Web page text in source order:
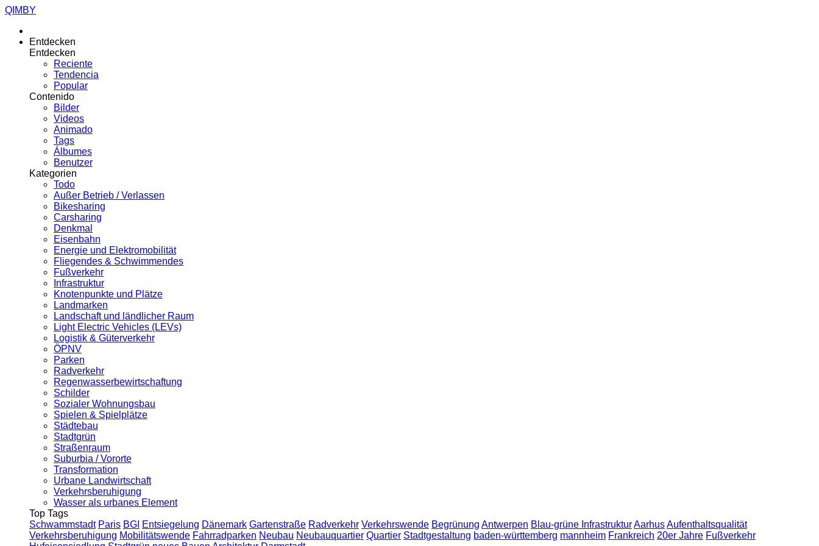
QIMBY
Entdecken
Entdecken
Reciente
Tendencia
Popular
Contenido
Bilder
Videos
Animado
Tags
Álbumes
Benutzer
Kategorien
Todo
Außer Betrieb / Verlassen
Bikesharing
Carsharing
Denkmal
Eisenbahn
Energie und Elektromobilität
Fliegendes & Schwimmendes
Fußverkehr
Infrastruktur
Knotenpunkte und Plätze
Landmarken
Landschaft und ländlicher Raum
Light Electric Vehicles (LEVs)
Logistik & Güterverkehr
ÖPNV
Parken
Radverkehr
Regenwasserbewirtschaftung
Schilder
Sozialer Wohnungsbau
Spielen & Spielplätze
Städtebau
Stadtgrün
Straßenraum
Suburbia / Vororte
Transformation
Urbane Landwirtschaft
Verkehrsberuhigung
Wasser als urbanes Element
Top Tags
Schwammstadt Paris BGI Entsiegelung Dänemark Gartenstraße Radverkehr Verkehrswende Begrünung Antwerpen Blau-grüne InfrastrukturAarhusAufenthaltsqualität
Verkehrsberuhigung Mobilitätswende Fahrradparken Neubau Neubauquartier Quartier Stadtgestaltung baden-württemberg mannheim Frankreich 20er Jahre Fußverkehr